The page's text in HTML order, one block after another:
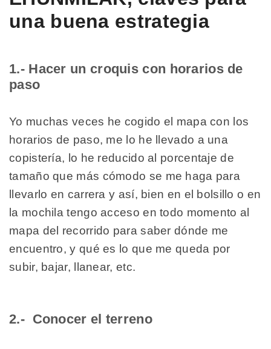
una buena estrategia
1.- Hacer un croquis con horarios de
paso
Yo muchas veces he cogido el mapa con los
horarios de paso, me lo he llevado a una
copistería, lo he reducido al porcentaje de
tamaño que más cómodo se me haga para
llevarlo en carrera y así, bien en el bolsillo o en
la mochila tengo acceso en todo momento al
mapa del recorrido para saber dónde me
encuentro, y qué es lo que me queda por
subir, bajar, llanear, etc.
2.- Conocer el terreno